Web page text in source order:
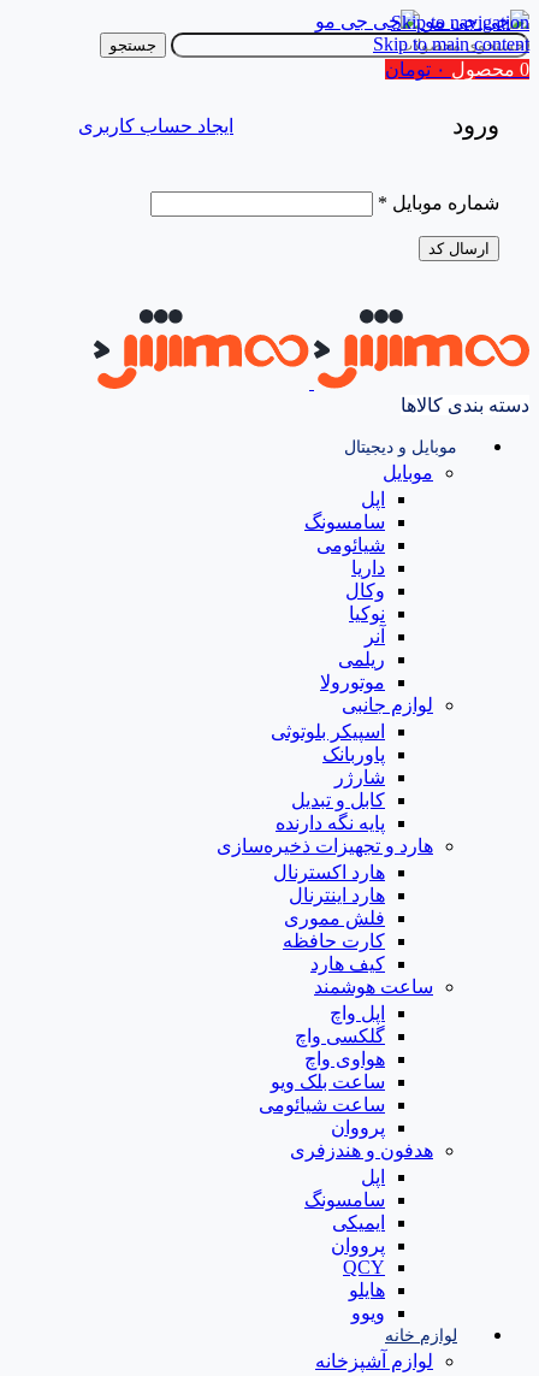
Skip to navigation
Skip to main content
جستجو
0 محصول ۰ تومان
ورود ایجاد حساب کاربری
شماره موبایل *
ارسال کد
دسته بندی کالاها
موبایل و دیجیتال
موبایل
اپل
سامسونگ
شیائومی
داریا
وکال
نوکیا
آنر
ریلمی
موتورولا
لوازم جانبی
اسپیکر بلوتوثی
پاوربانک
شارژر
کابل و تبدیل
پایه نگه دارنده
هارد و تجهیزات ذخیره‌سازی
هارد اکسترنال
هارد اینترنال
فلش مموری
کارت حافظه
کیف هارد
ساعت هوشمند
اپل واچ
گلکسی واچ
هواوی واچ
ساعت بلک ویو
ساعت شیائومی
پرووان
هدفون و هندزفری
اپل
سامسونگ
ایمیکی
پرووان
QCY
هایلو
ویوو
لوازم خانه
لوازم آشپزخانه